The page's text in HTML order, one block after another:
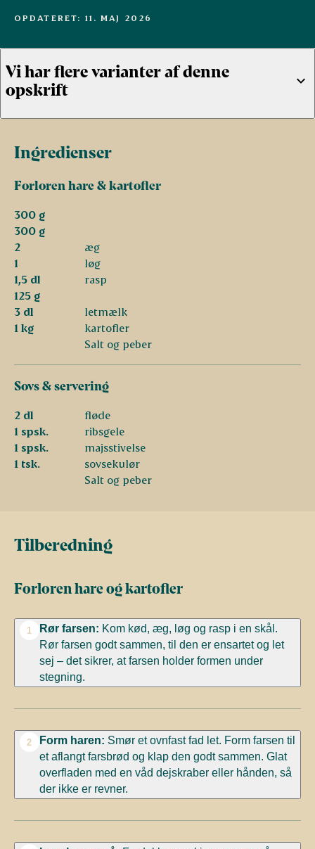
OPDATERET: 11. MAJ 2026
Vi har flere varianter af denne
opskrift
forloren hare
airfryer
Ingredienser
Forloren hare & kartofler
300 g
300 g
2
æg
1
løg
1,5 dl
rasp
125 g
3 dl
letmælk
1 kg
kartofler
Salt og peber
Sovs & servering
2 dl
fløde
1 spsk.
ribsgele
1 spsk.
majsstivelse
1 tsk.
sovsekulør
Salt og peber
Tilberedning
Forloren hare og kartofler
1 Rør farsen: Kom kød, æg, løg og rasp i en skål.
Rør farsen godt sammen, til den er ensartet og let
sej – det sikrer, at farsen holder formen under
stegning.
2 Form haren: Smør et ovnfast fad let. Form farsen til
et aflangt farsbrød og klap den godt sammen. Glat
overfladen med en våd dejskraber eller hånden, så
der ikke er revner.